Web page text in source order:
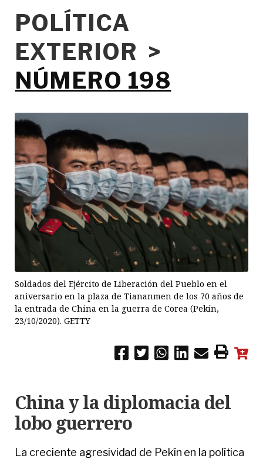
POLÍTICA
EXTERIOR >
NÚMERO 198
Soldados del Ejército de Liberación del Pueblo en el
aniversario en la plaza de Tiananmen de los 70 años de
la entrada de China en la guerra de Corea (Pekín,
23/10/2020). GETTY
China y la diplomacia del
lobo guerrero
La creciente agresividad de Pekín en la política